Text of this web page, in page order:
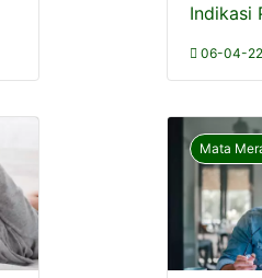
Indikasi
06-04-22
Mata